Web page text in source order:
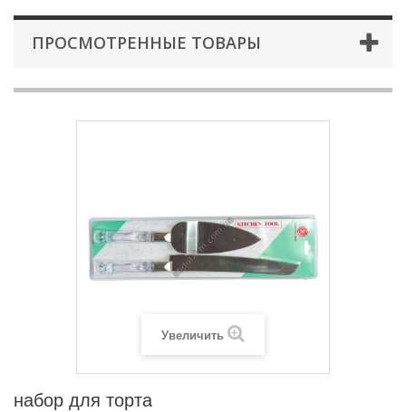
ПРОСМОТРЕННЫЕ ТОВАРЫ
Увеличить
набор для торта